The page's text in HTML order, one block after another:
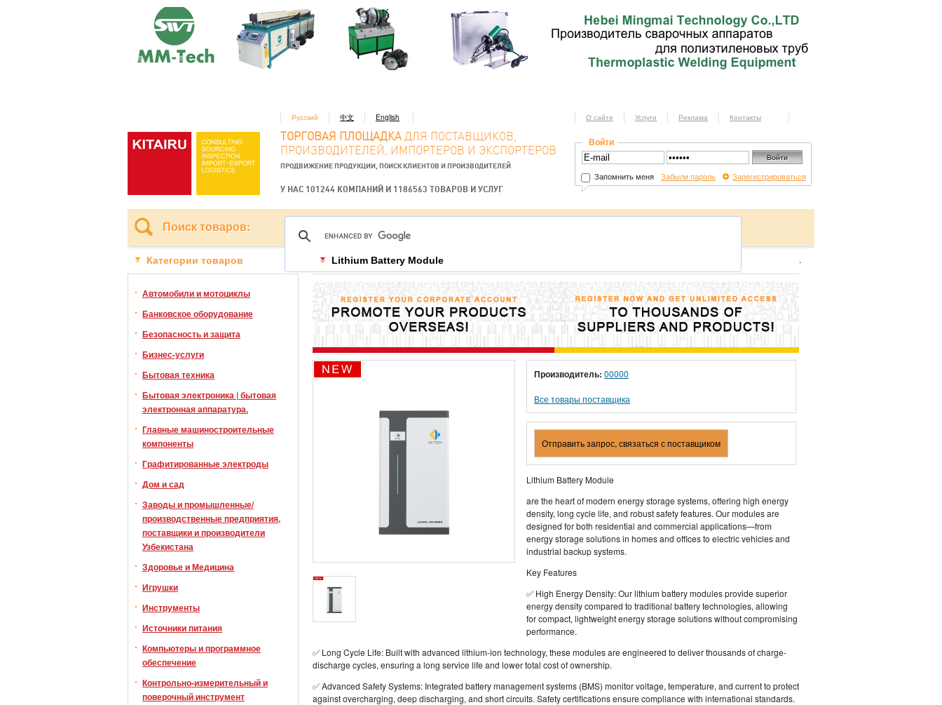
Русский 中文 English
ТОРГОВАЯ ПЛОЩАДКА ДЛЯ ПОСТАВЩИКОВ,
ПРОИЗВОДИТЕЛЕЙ, ИМПОРТЕРОВ И ЭКСПОРТЕРОВ
ПРОДВИЖЕНИЕ ПРОДУКЦИИ, ПОИСК КЛИЕНТОВ И ПРОИЗВОДИТЕЛЕЙ
У НАС 101244 КОМПАНИЙ И 1186563 ТОВАРОВ И УСЛУГ
О сайте Услуги Реклама Контакты
Войти
Запомнить меня Забыли пароль Зарегистрироваться
Поиск товаров:
Категории товаров
Автомобили и мотоциклы
Банковское оборудование
Безопасность и защита
Бизнес-услуги
Бытовая техника
Бытовая электроника | бытовая
электронная аппаратура.
Главные машиностроительные
компоненты
Графитированные электроды
Дом и сад
Заводы и промышленные/
производственные предприятия,
поставщики и производители
Узбекистана
Здоровье и Медицина
Игрушки
Инструменты
Источники питания
Компьютеры и программное
обеспечение
Контрольно-измерительный и
поверочный инструмент
.
Lithium Battery Module
Производитель: 00000
Все товары поставщика
Отправить запрос, связаться с поставщиком
Lithium Battery Module
are the heart of modern energy storage systems, offering high energy
density, long cycle life, and robust safety features. Our modules are
designed for both residential and commercial applications—from
energy storage solutions in homes and offices to electric vehicles and
industrial backup systems.
Key Features
✅ High Energy Density: Our lithium battery modules provide superior
energy density compared to traditional battery technologies, allowing
for compact, lightweight energy storage solutions without compromising
performance.
✅ Long Cycle Life: Built with advanced lithium-ion technology, these modules are engineered to deliver thousands of charge-
discharge cycles, ensuring a long service life and lower total cost of ownership.
✅ Advanced Safety Systems: Integrated battery management systems (BMS) monitor voltage, temperature, and current to protect
against overcharging, deep discharging, and short circuits. Safety certifications ensure compliance with international standards.